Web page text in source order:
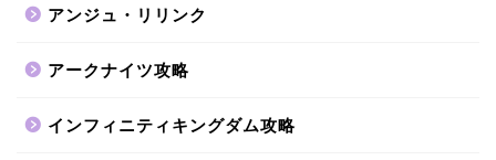
アンジュ・リリンク
アークナイツ攻略
インフィニティキングダム攻略